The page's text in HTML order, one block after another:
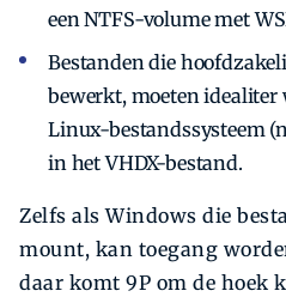
een NTFS-volume met
Bestanden die
bewerkt, moeten
Linux-bestandssysteem
in het VHDX-bestand.
Zelfs als Windows die
mount, kan toegang
daar komt 9P om de hoek